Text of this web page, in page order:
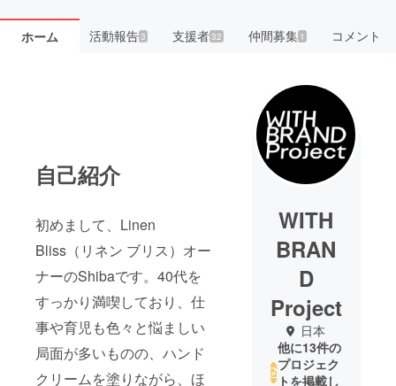
ホーム 活動報告3 支援者32 仲間募集 1 コメント
自己紹介
初めまして、Linen
Bliss（リネン ブリス）オー
ナーのShibaです。40代を
すっかり満喫しており、仕
事や育児も色々と悩ましい
局面が多いものの、ハンド
クリームを塗りながら、ほ
WITH
BRAN
D
Project
日本
他に13件の
プロジェク
トを掲載し